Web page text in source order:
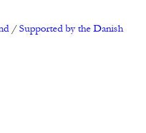
/ Supported by the Danish